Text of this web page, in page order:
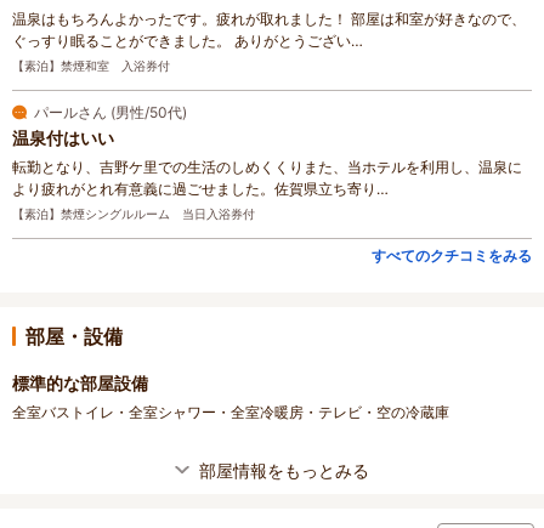
温泉はもちろんよかったです。疲れが取れました！ 部屋は和室が好きなので、
ぐっすり眠ることができました。 ありがとうござい…
【素泊】禁煙和室 入浴券付
パールさん (男性/50代)
温泉付はいい
転勤となり、吉野ケ里での生活のしめくくりまた、当ホテルを利用し、温泉に
より疲れがとれ有意義に過ごせました。佐賀県立ち寄り…
【素泊】禁煙シングルルーム 当日入浴券付
すべてのクチコミをみる
部屋・設備
標準的な部屋設備
全室バストイレ・全室シャワー・全室冷暖房・テレビ・空の冷蔵庫
部屋情報をもっとみる